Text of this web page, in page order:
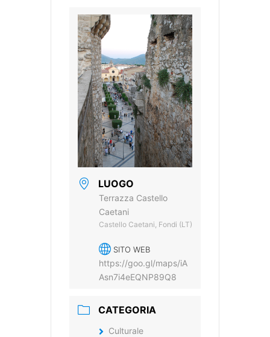
LUOGO
Terrazza Castello
Caetani
Castello Caetani, Fondi (LT)
SITO WEB
https://goo.gl/maps/iA
Asn7i4eEQNP89Q8
CATEGORIA
Culturale